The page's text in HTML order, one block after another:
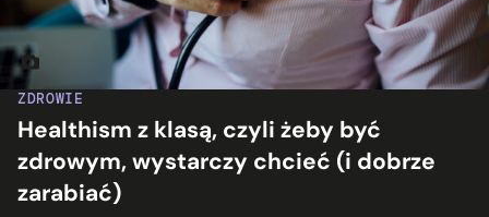
ZDROWIE
Healthism z klasą, czyli żeby być
zdrowym, wystarczy chcieć (i dobrze
zarabiać)
Fot. Nenad Stojkovic/flickr.com